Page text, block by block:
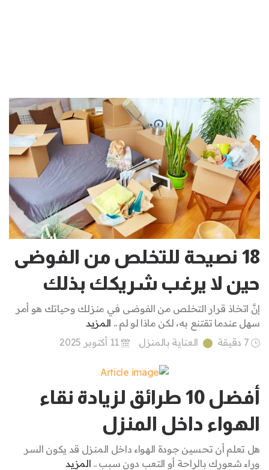
18 نصيحة للتخلص من الفوضى
حين لا يرغب شريكك بذلك
إنَّ اتخاذ قرار التخلص من الفوضى في منزلك وحياتك هو أمر
سهل عندما تقتنع به، لكن ماذا لو لم .. المزيد
7 دقيقة
العناية بالمنزل 11 أكتوبر 2025
أفضل 10 طرائق لزيادة نقاء
الهواء داخل المنزل
هل تعلم أن تحسين جودة الهواء داخل المنزل قد يكون السر
وراء شعورك بالراحة أو التعب دون سبب .. المزيد